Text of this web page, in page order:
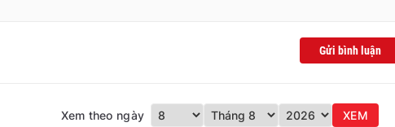
Gửi bình luận
Xem theo ngày XEM